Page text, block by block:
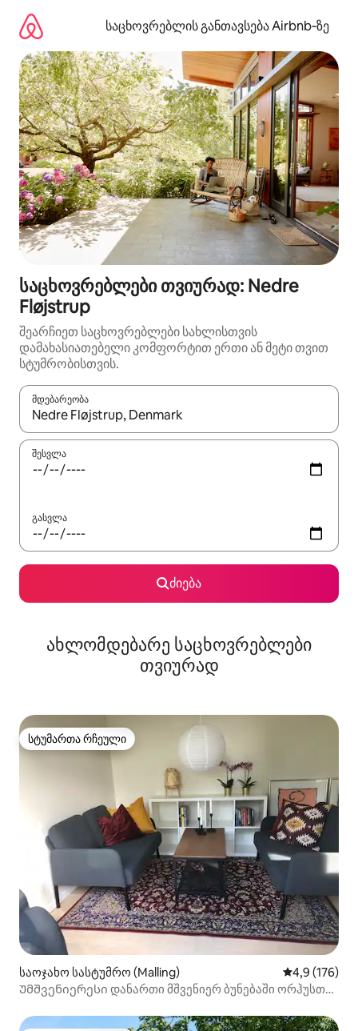
გადასვლა
საცხოვრებლის განთავსება Airbnb‑ზე
საცხოვრებლები თვიურად: Nedre
Fløjstrup
შეარჩიეთ საცხოვრებლები სახლისთვის
დამახასიათებელი კომფორტით ერთი ან მეტი თვით
სტუმრობისთვის.
მდებარეობა
როცა შედეგები ხელმისაწვდომი გახდება, ნავიგაციისთვის
შესვლა
გასვლა
ძიება
ახლომდებარე საცხოვრებლები
თვიურად
სტუმართა რჩეული
სტუმართა რჩეული
საოჯახო სასტუმრო (Malling) საშუალო
4,9 (176)
Უმშვენიერესი დანართი მშვენიერ ბუნებაში ორჰუსთან